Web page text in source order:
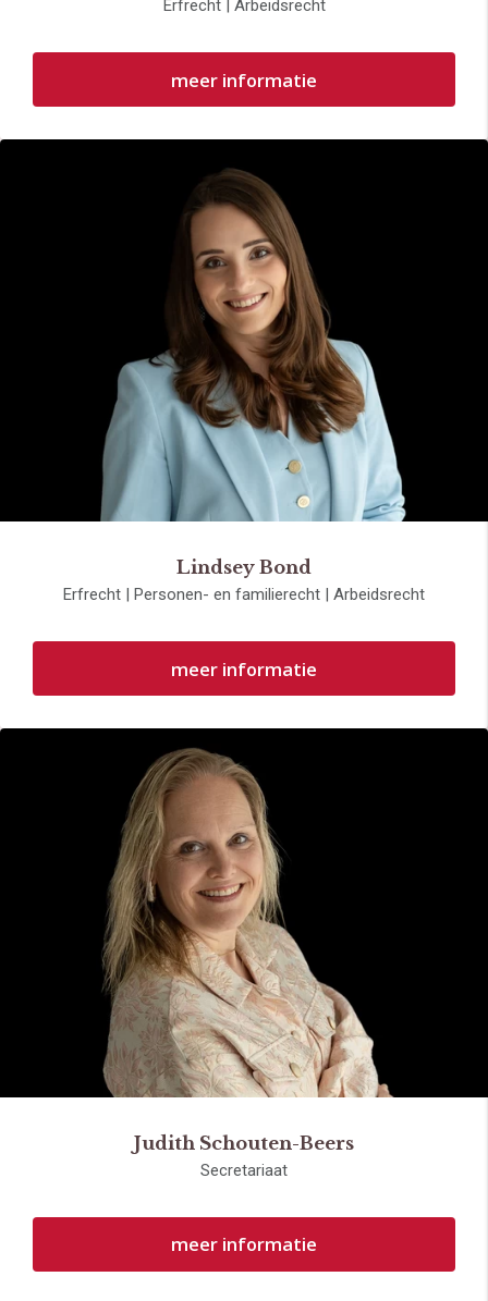
Erfrecht | Arbeidsrecht
meer informatie
Lindsey Bond
Erfrecht | Personen- en familierecht | Arbeidsrecht
meer informatie
Judith Schouten-Beers
Secretariaat
meer informatie